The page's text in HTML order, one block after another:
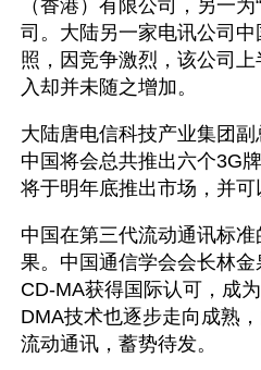
（香港）有限公司，另一
司。大陆另一家电讯公司
照，因竞争激烈，该公司
入却并未随之增加。
大陆唐电信科技产业集团副
中国将会总共推出六个3G
将于明年底推出市场，并可
中国在第三代流动通讯标
果。中国通信学会会长林
CD-MA获得国际认可，成
DMA技术也逐步走向成熟
流动通讯，蓄势待发。